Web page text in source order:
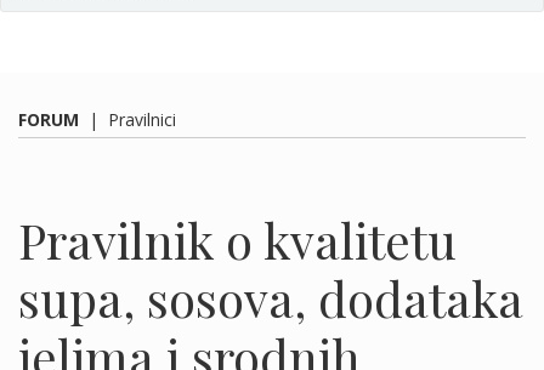
FORUM | Pravilnici
Pravilnik o kvalitetu
supa, sosova, dodataka
jelima i srodnih